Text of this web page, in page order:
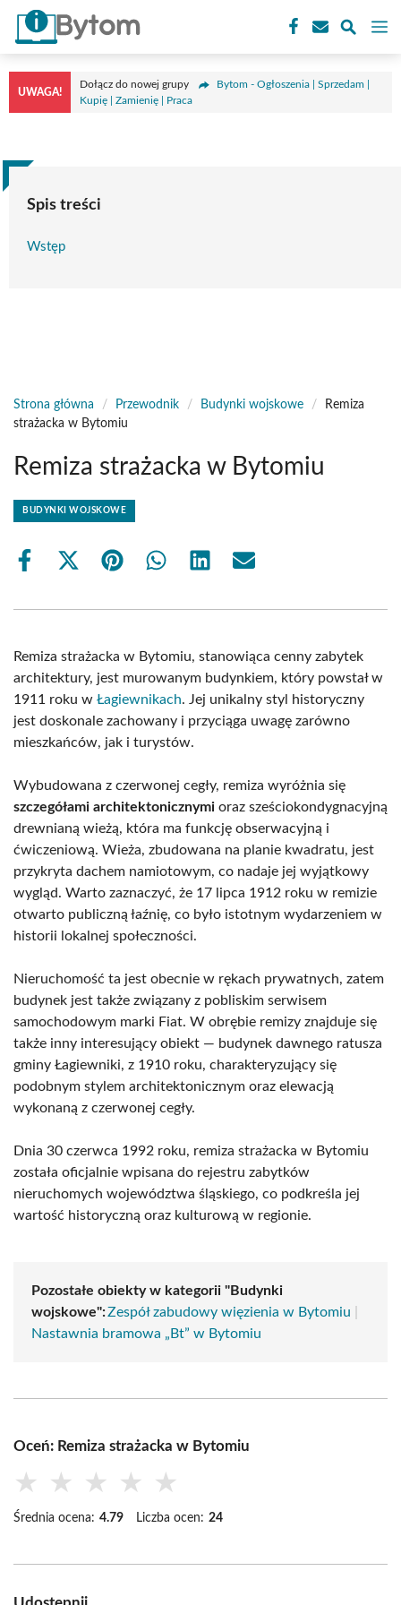
Przejdź
treści
UWAGA!
Dołącz do nowej grupy
Bytom - Ogłoszenia | Sprzedam |
Kupię | Zamienię | Praca
Spis treści
Wstęp
Strona główna / Przewodnik / Budynki wojskowe /
Remiza
strażacka w Bytomiu
Remiza strażacka w Bytomiu
BUDYNKI WOJSKOWE
Share
Share
(Twitter)
Share Share Share Share
Remiza strażacka w Bytomiu, stanowiąca cenny zabytek
architektury, jest murowanym budynkiem, który powstał w
1911 roku w Łagiewnikach. Jej unikalny styl historyczny
jest doskonale zachowany i przyciąga uwagę zarówno
mieszkańców, jak i turystów.
Wybudowana z czerwonej cegły, remiza wyróżnia się
szczegółami architektonicznymi oraz sześciokondygnacyjną
drewnianą wieżą, która ma funkcję obserwacyjną i
ćwiczeniową. Wieża, zbudowana na planie kwadratu, jest
przykryta dachem namiotowym, co nadaje jej wyjątkowy
wygląd. Warto zaznaczyć, że 17 lipca 1912 roku w remizie
otwarto publiczną łaźnię, co było istotnym wydarzeniem w
historii lokalnej społeczności.
Nieruchomość ta jest obecnie w rękach prywatnych, zatem
budynek jest także związany z pobliskim serwisem
samochodowym marki Fiat. W obrębie remizy znajduje się
także inny interesujący obiekt — budynek dawnego ratusza
gminy Łagiewniki, z 1910 roku, charakteryzujący się
podobnym stylem architektonicznym oraz elewacją
wykonaną z czerwonej cegły.
Dnia 30 czerwca 1992 roku, remiza strażacka w Bytomiu
została oficjalnie wpisana do rejestru zabytków
nieruchomych województwa śląskiego, co podkreśla jej
wartość historyczną oraz kulturową w regionie.
Pozostałe obiekty w kategorii "Budynki
wojskowe":Zespół zabudowy więzienia w Bytomiu
Nastawnia bramowa „Bt” w Bytomiu
Oceń: Remiza strażacka w Bytomiu
★ ★ ★ ★ ★
Średnia ocena: 4.79 Liczba ocen: 24